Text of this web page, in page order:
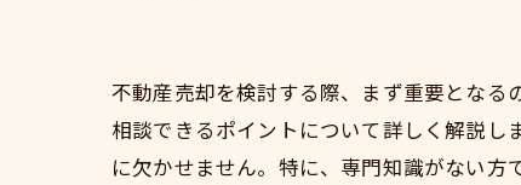
不動産売却を検討する際、まず重要となる
相談できるポイントについて詳しく解説
に欠かせません。特に、専門知識がない